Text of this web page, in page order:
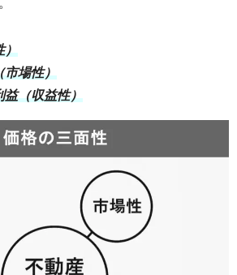
）
市場性）
益（収益性）